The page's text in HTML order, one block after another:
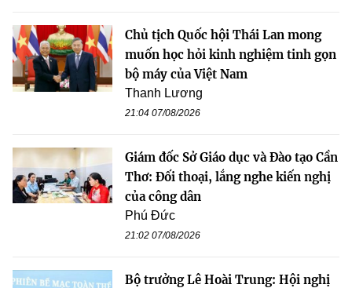
Chủ tịch Quốc hội Thái Lan mong
muốn học hỏi kinh nghiệm tinh gọn
bộ máy của Việt Nam
Thanh Lương
21:04 07/08/2026
Giám đốc Sở Giáo dục và Đào tạo Cần
Thơ: Đối thoại, lắng nghe kiến nghị
của công dân
Phú Đức
21:02 07/08/2026
Bộ trưởng Lê Hoài Trung: Hội nghị